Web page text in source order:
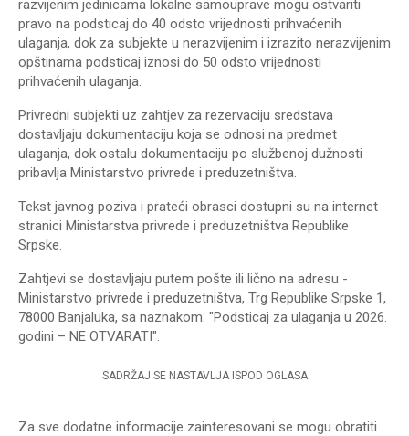
razvijenim jedinicama lokalne samouprave mogu ostvariti
pravo na podsticaj do 40 odsto vrijednosti prihvaćenih
ulaganja, dok za subjekte u nerazvijenim i izrazito nerazvijenim
opštinama podsticaj iznosi do 50 odsto vrijednosti
prihvaćenih ulaganja.
Privredni subjekti uz zahtjev za rezervaciju sredstava
dostavljaju dokumentaciju koja se odnosi na predmet
ulaganja, dok ostalu dokumentaciju po službenoj dužnosti
pribavlja Ministarstvo privrede i preduzetništva.
Tekst javnog poziva i prateći obrasci dostupni su na internet
stranici Ministarstva privrede i preduzetništva Republike
Srpske.
Zahtjevi se dostavljaju putem pošte ili lično na adresu -
Ministarstvo privrede i preduzetništva, Trg Republike Srpske 1,
78000 Banjaluka, sa naznakom: "Podsticaj za ulaganja u 2026.
godini – NE OTVARATI".
SADRŽAJ SE NASTAVLJA ISPOD OGLASA
Za sve dodatne informacije zainteresovani se mogu obratiti